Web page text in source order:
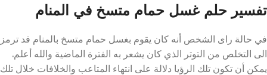
تفسير حلم غسل حمام متسخ في المنام
في حالة راى الشخص أنه كان يقوم بغسل حمام متسخ بالمنام قد ترمز
الى التخلص من التوتر الذي كان يشعر به الفترة الماضية والله أعلم.
يمكن أن تكون تلك الرؤيا دلالة على انتهاء المتاعب والخلافات خلال تلك